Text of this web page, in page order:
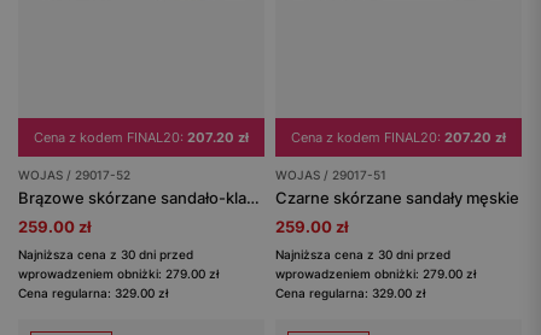
Cena z kodem FINAL20: 207.20 zł
WOJAS / 29017-52
Brązowe skórzane sandało-klapki męskie z obracanym paskiem 2w1
259.00 zł
Najniższa cena z 30 dni przed
wprowadzeniem obniżki: 279.00 zł
Cena regularna: 329.00 zł
Cena z kodem FINAL20: 207.20 zł
WOJAS / 29017-51
Czarne skórzane sandały męskie
259.00 zł
Najniższa cena z 30 dni przed
wprowadzeniem obniżki: 279.00 zł
Cena regularna: 329.00 zł